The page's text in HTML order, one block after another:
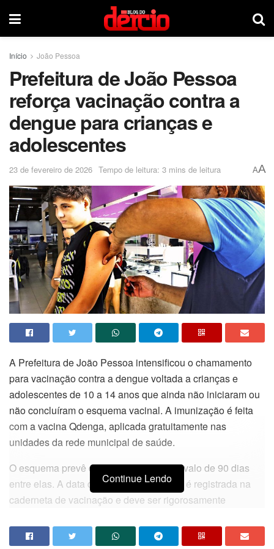
Início João Pessoa
Prefeitura de João Pessoa
reforça vacinação contra a
dengue para crianças e
adolescentes
23 de fevereiro de 2026 Tempo de leitura: 3 mins de leitura AA
A Prefeitura de João Pessoa intensificou o chamamento
para vacinação contra a dengue voltada a crianças e
adolescentes de 10 a 14 anos que ainda não iniciaram ou
não concluíram o esquema vacinal. A imunização é feita
com a vacina Qdenga, aplicada gratuitamente nas
unidades da rede municipal de saúde.
O esquema prevê duas doses, com intervalo de 90 dias
entre elas. A data da segunda aplicação é registrada na
caderneta de vacinação e deve ser rigorosamente
A estratégia começou no último dia 9 de fevereiro e busca
Continue Lendo